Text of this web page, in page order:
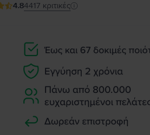
4.84417 κριτικές